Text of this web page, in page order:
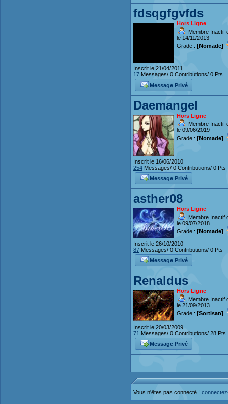
fdsqgfgvfds
Hors Ligne
Membre Inactif
le 14/11/2013
Grade : [Nomade]
Inscrit le 21/04/2011
17 Messages/ 0 Contributions/ 0 Pts
Message Privé
Daemangel
Hors Ligne
Membre Inactif
le 09/06/2019
Grade : [Nomade]
Inscrit le 16/06/2010
254 Messages/ 0 Contributions/ 0 Pts
Message Privé
asther08
Hors Ligne
Membre Inactif
le 09/07/2018
Grade : [Nomade]
Inscrit le 26/10/2010
87 Messages/ 0 Contributions/ 0 Pts
Message Privé
Renaldus
Hors Ligne
Membre Inactif
le 21/09/2013
Grade : [Sortisan]
Inscrit le 20/03/2009
71 Messages/ 0 Contributions/ 28 Pts
Message Privé
Vous n'êtes pas connecté !